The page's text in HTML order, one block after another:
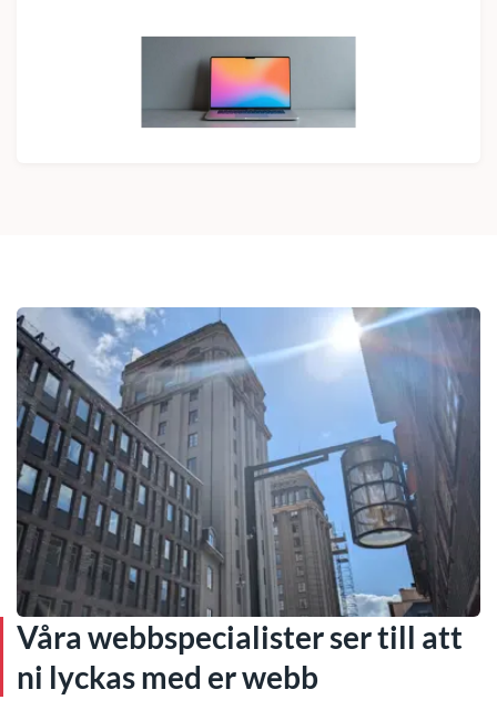
Våra webbspecialister ser till att
ni lyckas med er webb